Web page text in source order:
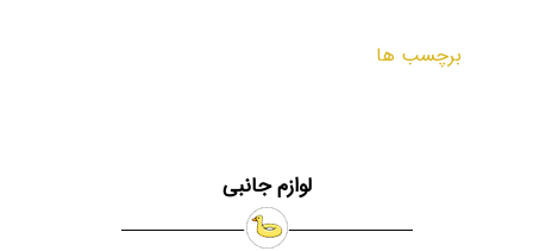
برچسب ها
لوازم جانبی